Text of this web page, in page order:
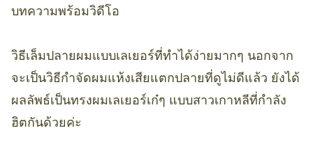
บทความพร้อมวิดีโอ
วิธีเล็มปลายผมแบบเลเยอร์ที่ทำได้ง่ายมากๆ นอกจาก
จะเป็นวิธีกำจัดผมแห้งเสียแตกปลายที่ดูไม่ดีแล้ว ยังได้
ผลลัพธ์เป็นทรงผมเลเยอร์เก๋ๆ แบบสาวเกาหลีที่กำลัง
ฮิตกันด้วยค่ะ